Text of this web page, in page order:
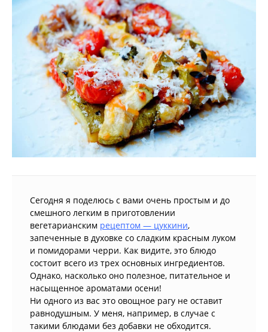
Сегодня я поделюсь с вами очень простым и до
смешного легким в приготовлении
вегетарианским рецептом — цуккини,
запеченные в духовке со сладким красным луком
и помидорами черри. Как видите, это блюдо
состоит всего из трех основных ингредиентов.
Однако, насколько оно полезное, питательное и
насыщенное ароматами осени!
Ни одного из вас это овощное рагу не оставит
равнодушным. У меня, например, в случае с
такими блюдами без добавки не обходится.